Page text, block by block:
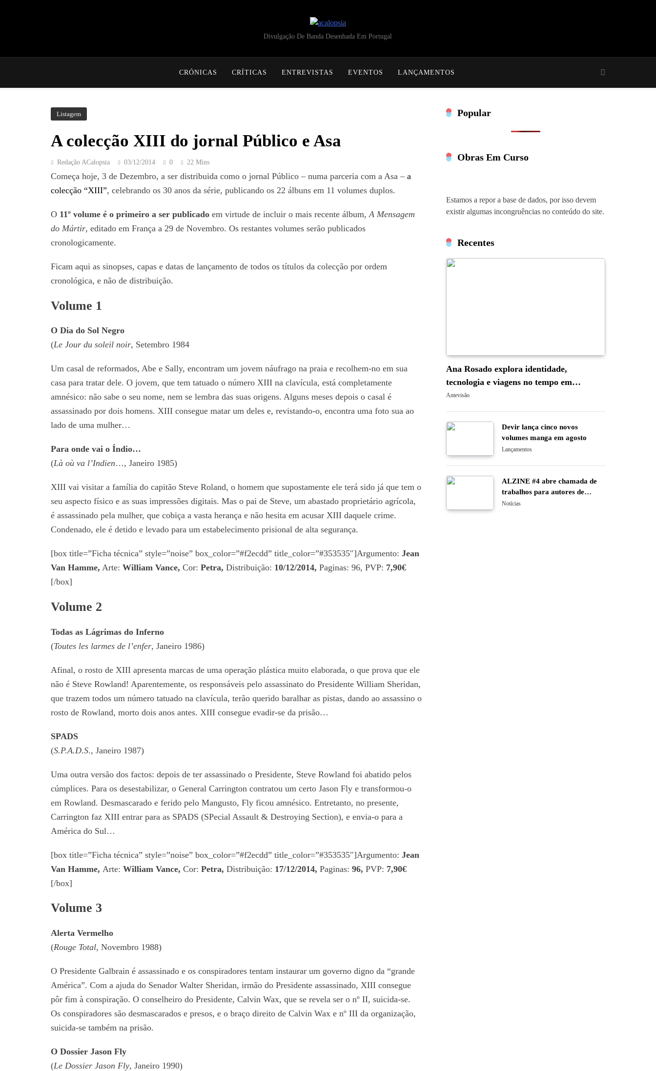
acalopsiaDivulgação De Banda Desenhada Em Portugal
CRÓNICAS CRÍTICAS ENTREVISTAS EVENTOS LANÇAMENTOS
Listagem
A colecção XIII do jornal Público e Asa
Redação ACalopsia 03/12/2014 0 22 Mins
Começa hoje, 3 de Dezembro, a ser distribuida como o jornal Público – numa parceria com a Asa – a
colecção “XIII”, celebrando os 30 anos da série, publicando os 22 álbuns em 11 volumes duplos.
O 11º volume é o primeiro a ser publicado em virtude de incluir o mais recente álbum,A Mensagem
do Mártir, editado em França a 29 de Novembro. Os restantes volumes serão publicados
cronologicamente.
Ficam aqui as sinopses, capas e datas de lançamento de todos os títulos da colecção por ordem
cronológica, e não de distribuição.
Volume 1
O Dia do Sol Negro
(Le Jour du soleil noir, Setembro 1984
Um casal de reformados, Abe e Sally, encontram um jovem náufrago na praia e recolhem-no em sua
casa para tratar dele. O jovem, que tem tatuado o número XIII na clavícula, está completamente
amnésico: não sabe o seu nome, nem se lembra das suas origens. Alguns meses depois o casal é
assassinado por dois homens. XIII consegue matar um deles e, revistando-o, encontra uma foto sua ao
lado de uma mulher…
Para onde vai o Índio…
(Là où va l’Indien…, Janeiro 1985)
XIII vai visitar a família do capitão Steve Roland, o homem que supostamente ele terá sido já que tem o
seu aspecto físico e as suas impressões digitais. Mas o pai de Steve, um abastado proprietário agrícola,
é assassinado pela mulher, que cobiça a vasta herança e não hesita em acusar XIII daquele crime.
Condenado, ele é detido e levado para um estabelecimento prisional de alta segurança.
[box title=”Ficha técnica” style=”noise” box_color=”#f2ecdd” title_color=”#353535″]Argumento: Jean
Van Hamme, Arte: William Vance, Cor: Petra, Distribuição: 10/12/2014, Paginas: 96, PVP: 7,90€
[/box]
Volume 2
Todas as Lágrimas do Inferno
(Toutes les larmes de l’enfer, Janeiro 1986)
Afinal, o rosto de XIII apresenta marcas de uma operação plástica muito elaborada, o que prova que ele
não é Steve Rowland! Aparentemente, os responsáveis pelo assassinato do Presidente William Sheridan,
que trazem todos um número tatuado na clavícula, terão querido baralhar as pistas, dando ao assassino o
rosto de Rowland, morto dois anos antes. XIII consegue evadir-se da prisão…
SPADS
(S.P.A.D.S., Janeiro 1987)
Uma outra versão dos factos: depois de ter assassinado o Presidente, Steve Rowland foi abatido pelos
cúmplices. Para os desestabilizar, o General Carrington contratou um certo Jason Fly e transformou-o
em Rowland. Desmascarado e ferido pelo Mangusto, Fly ficou amnésico. Entretanto, no presente,
Carrington faz XIII entrar para as SPADS (SPecial Assault & Destroying Section), e envia-o para a
América do Sul…
[box title=”Ficha técnica” style=”noise” box_color=”#f2ecdd” title_color=”#353535″]Argumento: Jean
Van Hamme, Arte: William Vance, Cor: Petra, Distribuição: 17/12/2014, Paginas: 96, PVP: 7,90€
[/box]
Volume 3
Alerta Vermelho
(Rouge Total, Novembro 1988)
O Presidente Galbrain é assassinado e os conspiradores tentam instaurar um governo digno da “grande
América”. Com a ajuda do Senador Walter Sheridan, irmão do Presidente assassinado, XIII consegue
pôr fim à conspiração. O conselheiro do Presidente, Calvin Wax, que se revela ser o nº II, suicida-se.
Os conspiradores são desmascarados e presos, e o braço direito de Calvin Wax e nº III da organização,
suicida-se também na prisão.
O Dossier Jason Fly
(Le Dossier Jason Fly, Janeiro 1990)
Popular
Obras Em Curso
Estamos a repor a base de dados, por isso devem
existir algumas incongruências no conteúdo do site.
Recentes
Ana Rosado explora identidade,
tecnologia e viagens no tempo em
“Occam’s Blade: A Navalha de Occam”
Antevisão
Devir lança cinco novos
volumes manga em agosto
Lançamentos
ALZINE #4 abre chamada de
trabalhos para autores de
banda desenhada e ilustração
Notícias